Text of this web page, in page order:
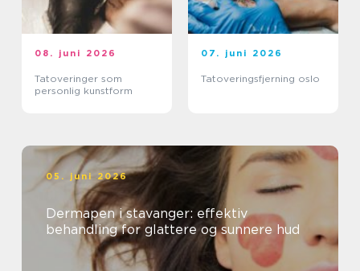
08. juni 2026
Tatoveringer som
personlig kunstform
07. juni 2026
Tatoveringsfjerning oslo
05. juni 2026
Dermapen i stavanger: effektiv
behandling for glattere og sunnere hud